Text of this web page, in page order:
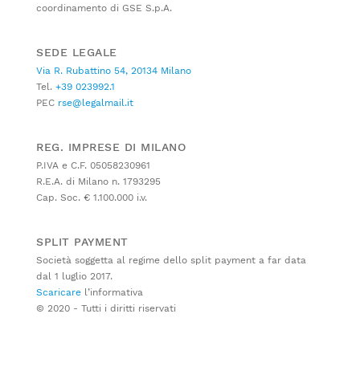
coordinamento di GSE S.p.A.
SEDE LEGALE
Via R. Rubattino 54, 20134 Milano
Tel. +39 023992.1
PEC rse@legalmail.it
REG. IMPRESE DI MILANO
P.IVA e C.F. 05058230961
R.E.A. di Milano n. 1793295
Cap. Soc. € 1.100.000 i.v.
SPLIT PAYMENT
Società soggetta al regime dello split payment a far data
dal 1 luglio 2017.
Scaricare l’informativa
© 2020 - Tutti i diritti riservati